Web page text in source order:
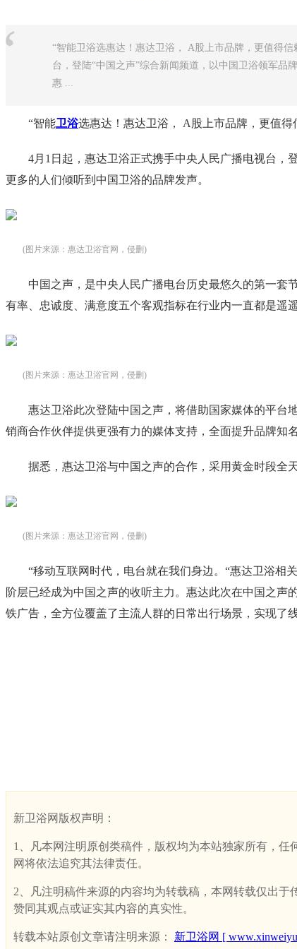
“智能卫浴选惠达！惠达卫浴， A股上市品牌，更值得
台，登陆“中国之声”综合新闻频道，以中国卫浴领军品
惠 ...
“智能卫浴选惠达！惠达卫浴， A股上市品牌，更值得
4月1日起，惠达卫浴正式携手中央人民广播电视台，
更多的人们倾听到中国卫浴的品牌发声。
(图片来源：惠达卫浴官网，侵删)
中国之声，是中央人民广播电台历史最悠久的第一套
有率、忠诚度、满意度五个客观指标在行业内一直都是遥
(图片来源：惠达卫浴官网，侵删)
惠达卫浴此次登陆中国之声，将借助国家媒体的平台
销商合作伙伴提供更强有力的媒体支持，全面提升品牌知
据悉，惠达卫浴与中国之声的合作，采用黄金时段全
(图片来源：惠达卫浴官网，侵删)
“移动互联网时代，电台就在我们身边。“惠达卫浴相
阶层已经成为中国之声的收听主力。惠达此次在中国之
铁广告，全方位覆盖了主流人群的日常出行场景，实现了
新卫浴网版权声明：
1、凡本网注明原创类稿件，版权均为本站独家所有，任
网将依法追究其法律责任。
2、凡注明稿件来源的内容均为转载稿，本网转载仅出
赞同其观点或证实其内容的真实性。
转载本站原创文章请注明来源： 新卫浴网 [